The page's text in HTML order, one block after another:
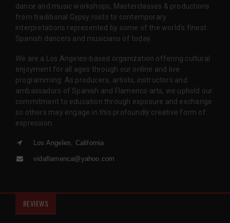
dance and music workshops, Masterclasses & productions
from traditional Gypsy roots to contemporary
interpretations represented by some of the world’s finest
Spanish dancers and musicians of today.
We are a Los Angeles-based organization offering cultural
enjoyment for all ages through our online and live
programming. As producers, artists, instructors and
ambassadors of Spanish and Flamenco arts, we uphold our
commitment to education through exposure and exchange
so others may engage in this profoundly creative form of
expression.
Los Angeles, California
vidaflamenca@yahoo.com
REVIEWS